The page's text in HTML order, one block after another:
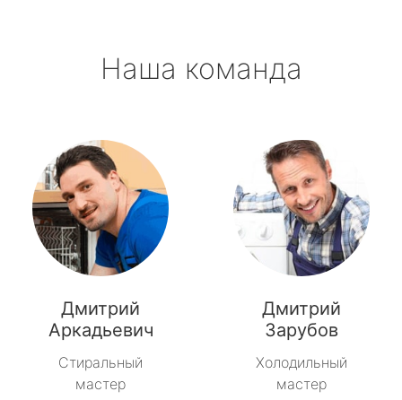
Наша команда
Дмитрий
Аркадьевич
Стиральный
мастер
Дмитрий
Зарубов
Холодильный
мастер